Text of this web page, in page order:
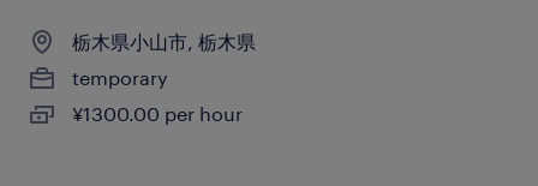
栃木県小山市, 栃木県
temporary
¥1300.00 per hour